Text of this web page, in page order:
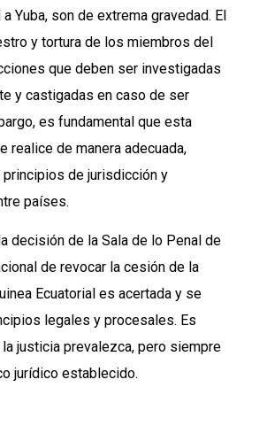
Yuba, son de extrema gravedad. El
y tortura de los miembros del
que deben ser investigadas
y castigadas en caso de ser
es fundamental que esta
realice de manera adecuada,
de jurisdicción y
países.
decisión de la Sala de lo Penal de
de revocar la cesión de la
Ecuatorial es acertada y se
legales y procesales. Es
justicia prevalezca, pero siempre
jurídico establecido.